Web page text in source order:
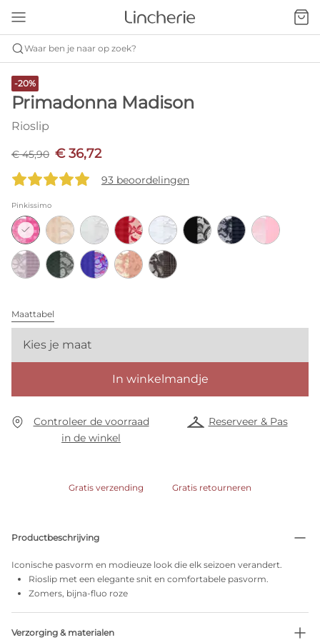
Waar ben je naar op zoek?
-20%
Primadonna Madison
Rioslip
€ 45,90 € 36,72
93 beoordelingen
Pinkissimo
Maattabel
Kies je maat
In winkelmandje
Controleer de voorraad
in de winkel
Reserveer & Pas
Gratis verzending Gratis retourneren
Productbeschrijving
Iconische pasvorm en modieuze look die elk seizoen verandert.
Rioslip met een elegante snit en comfortabele pasvorm.
Zomers, bijna-fluo roze
Verzorging & materialen